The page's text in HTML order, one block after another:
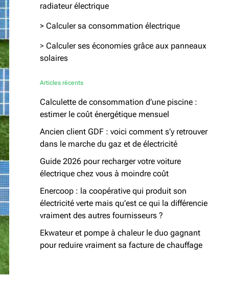
radiateur électrique
> Calculer sa consommation électrique
> Calculer ses économies grâce aux panneaux
solaires
Articles récents
Calculette de consommation d’une piscine :
estimer le coût énergétique mensuel
Ancien client GDF : voici comment s’y retrouver
dans le marche du gaz et de électricité
Guide 2026 pour recharger votre voiture
électrique chez vous à moindre coût
Enercoop : la coopérative qui produit son
électricité verte mais qu’est ce qui la différencie
vraiment des autres fournisseurs ?
Ekwateur et pompe à chaleur le duo gagnant
pour reduire vraiment sa facture de chauffage